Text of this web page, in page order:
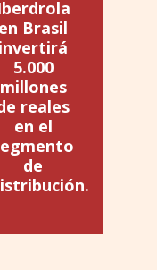
en Brasil
invertirá
5.000
millones
reales
en el
de